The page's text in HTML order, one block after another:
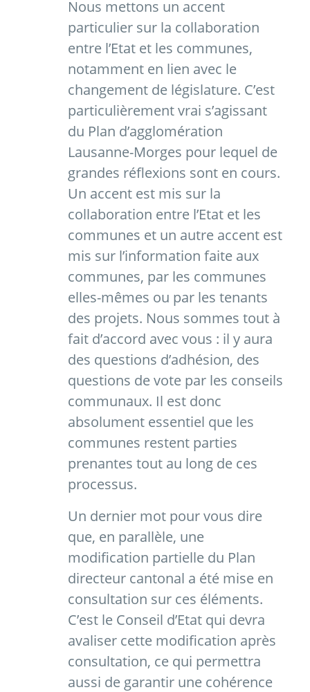
Nous mettons un accent
particulier sur la collaboration
entre l’Etat et les communes,
notamment en lien avec le
changement de législature. C’est
particulièrement vrai s’agissant
du Plan d’agglomération
Lausanne-Morges pour lequel de
grandes réflexions sont en cours.
Un accent est mis sur la
collaboration entre l’Etat et les
communes et un autre accent est
mis sur l’information faite aux
communes, par les communes
elles-mêmes ou par les tenants
des projets. Nous sommes tout à
fait d’accord avec vous : il y aura
des questions d’adhésion, des
questions de vote par les conseils
communaux. Il est donc
absolument essentiel que les
communes restent parties
prenantes tout au long de ces
processus.
Un dernier mot pour vous dire
que, en parallèle, une
modification partielle du Plan
directeur cantonal a été mise en
consultation sur ces éléments.
C’est le Conseil d’Etat qui devra
avaliser cette modification après
consultation, ce qui permettra
aussi de garantir une cohérence